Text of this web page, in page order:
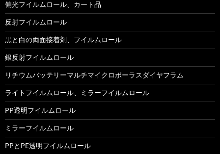
偏光フイルムロール、カート品
反射フイルムロール
黒と白の両面接着剤、フイルムロール
銀反射フイルムロール
リチウムバッテリーマルチマイクロポーラスダイヤフラム
ライトフイルムロール、ミラーフイルムロール
PP透明フイルムロール
ミラーフイルムロール
PPとPE透明フイルムロール